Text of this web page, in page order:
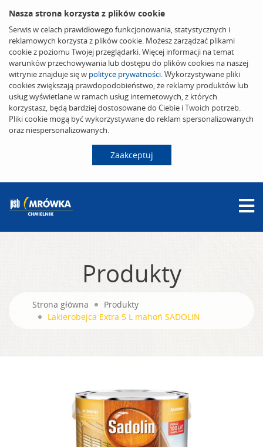
Nasza strona korzysta z plików cookie
Serwis w celach prawidłowego funkcjonowania, statystycznych i
reklamowych korzysta z plików cookie. Możesz zarządzać plikami
cookie z poziomu Twojej przeglądarki. Więcej informacji na temat
warunków przechowywania lub dostępu do plików cookies na naszej
witrynie znajduje się w polityce prywatności. Wykorzystywane pliki
cookies zwiększają prawdopodobieństwo, że reklamy produktów lub
usług wyświetlane w ramach usług internetowych, z których
korzystasz, będą bardziej dostosowane do Ciebie i Twoich potrzeb.
Pliki cookie mogą być wykorzystywane do reklam spersonalizowanych
oraz niespersonalizowanych.
Zaakceptuj
Produkty
Strona główna
Produkty
Lakierobejca Extra 5 L mahoń SADOLIN